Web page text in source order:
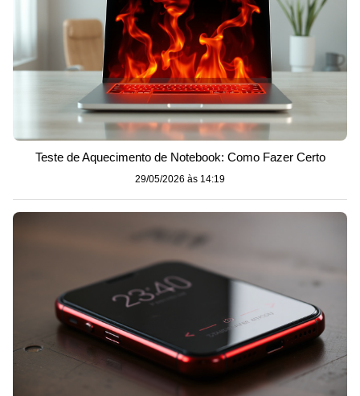
Teste de Aquecimento de Notebook: Como Fazer Certo
29/05/2026 às 14:19